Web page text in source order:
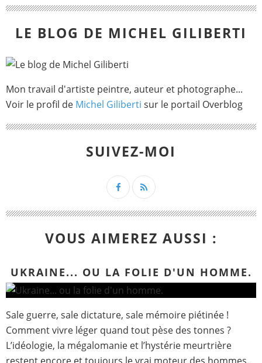
LE BLOG DE MICHEL GILIBERTI
Mon travail d'artiste peintre, auteur et photographe...
Voir le profil de Michel Giliberti sur le portail Overblog
SUIVEZ-MOI
VOUS AIMEREZ AUSSI :
UKRAINE... OU LA FOLIE D'UN HOMME.
Sale guerre, sale dictature, sale mémoire piétinée !
Comment vivre léger quand tout pèse des tonnes ?
L’idéologie, la mégalomanie et l’hystérie meurtrière